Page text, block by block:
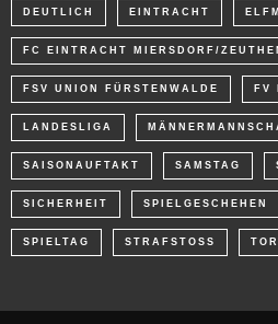
DEUTLICH EINTRACHT
FC EINTRACHT MIERSDORF/
FSV UNION FÜRSTENWALDE FV
LANDESLIGA
SAISONAUFTAKT SAMSTAG
SICHERHEIT SPIELGESCHEHEN
SPIELTAG STRAFSTOSS